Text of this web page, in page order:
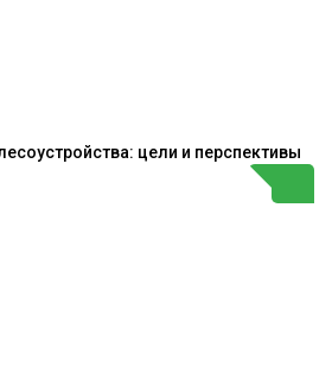
цели и перспективы